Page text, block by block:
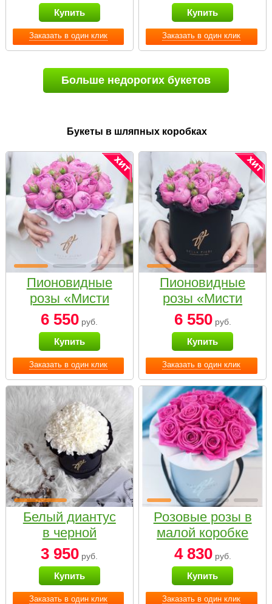
Заказать в один клик
Купить
Заказать в один клик
Купить
Больше недорогих букетов
Букеты в шляпных коробках
Заказать в один клик
Пионовидные
розы «Мисти
бабблс» в белой
коробке Small
6 550 руб.
Купить
Заказать в один клик
Пионовидные
розы «Мисти
бабблс» в
черной коробке
Small
6 550руб.
Купить
Заказать в один клик
Белый диантус
в черной
коробке Small
3 950 руб.
Купить
Заказать в один клик
Розовые розы в
малой коробке
4 830руб.
Купить